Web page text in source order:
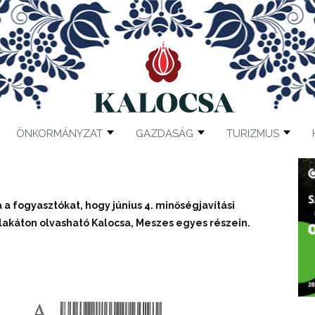
ÖNKORMÁNYZAT GAZDASÁG TURIZMUS
fogyasztókat, hogy június 4. minőségjavítási
olvasható Kalocsa, Meszes egyes részein.